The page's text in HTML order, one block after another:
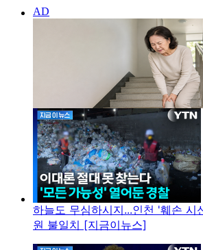
하늘도 무심하시지...인천 '훼손 시
원 불일치 [지금이뉴스]